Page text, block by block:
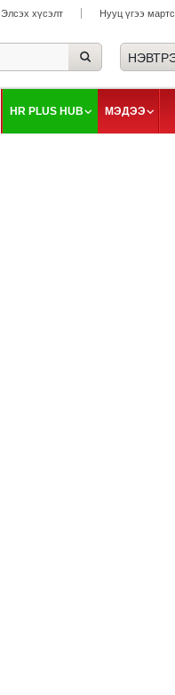
Элсэх хүсэлт Нууц үгээ
HR PLUS HUB МЭДЭЭ